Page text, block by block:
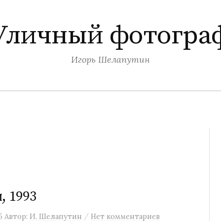
Игорь Шелапутин
1993
Автор: И. Шелапутин / Нет комментариев